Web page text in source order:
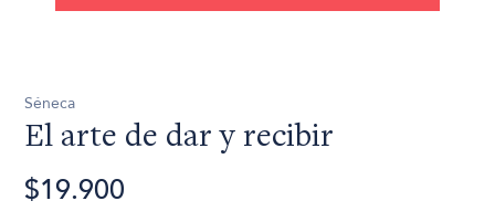
Séneca
El arte de dar y recibir
$19.900